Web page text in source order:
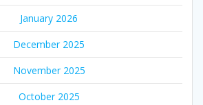
January 2026
December 2025
November 2025
October 2025